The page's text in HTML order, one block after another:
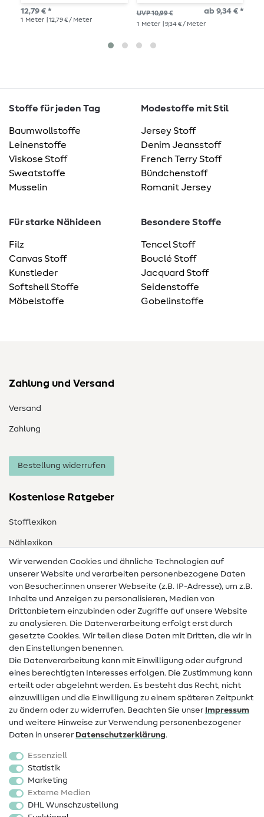
12,79 € *
1 Meter | 12,79 € / Meter
Terracotta Melange
UVP 10,99 € ab 9,34 € *
1 Meter | 9,34 € / Meter
Stoffe für jeden Tag
Baumwollstoffe
Leinenstoffe
Viskose Stoff
Sweatstoffe
Musselin
Modestoffe mit Stil
Jersey Stoff
Denim Jeansstoff
French Terry Stoff
Bündchenstoff
Romanit Jersey
Für starke Nähideen
Filz
Canvas Stoff
Kunstleder
Softshell Stoffe
Möbelstoffe
Besondere Stoffe
Tencel Stoff
Bouclé Stoff
Jacquard Stoff
Seidenstoffe
Gobelinstoffe
Zahlung und Versand
Versand
Zahlung
Bestellung widerrufen
Kostenlose Ratgeber
Stofflexikon
Nählexikon
Nähanleitungen
Hilfe & Kontakt
Kontakt
Infos zum Betreiberwechsel
Widerrufsrecht
Beliebt
Stoffe
Sale
Schnittmuster
Wir verwenden Cookies und ähnliche Technologien auf
unserer Website und verarbeiten personenbezogene Daten
von Besucher:innen unserer Webseite (z.B. IP-Adresse), um z.B.
Inhalte und Anzeigen zu personalisieren, Medien von
Drittanbietern einzubinden oder Zugriffe auf unsere Website
zu analysieren. Die Datenverarbeitung erfolgt erst durch
gesetzte Cookies. Wir teilen diese Daten mit Dritten, die wir in
den Einstellungen benennen.
Die Datenverarbeitung kann mit Einwilligung oder aufgrund
eines berechtigten Interesses erfolgen. Die Zustimmung kann
erteilt oder abgelehnt werden. Es besteht das Recht, nicht
einzuwilligen und die Einwilligung zu einem späteren Zeitpunkt
zu ändern oder zu widerrufen. Beachten Sie unser Impressum
und weitere Hinweise zur Verwendung personenbezogener
Daten in unserer Daten­schutz­erklärung.
Essenziell
Statistik
Marketing
Externe Medien
DHL Wunschzustellung